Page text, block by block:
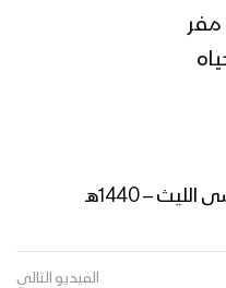
الشهيد – عيسى الليث –
مفر
– 1440هـ
الفيديو التالي